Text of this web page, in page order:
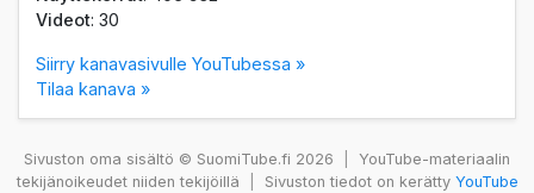
Videot: 30
Siirry kanavasivulle YouTubessa »
Tilaa kanava »
Sivuston oma sisältö © SuomiTube.fi 2026
YouTube-materiaalin
tekijänoikeudet niiden tekijöillä
Sivuston tiedot on kerätty YouTube